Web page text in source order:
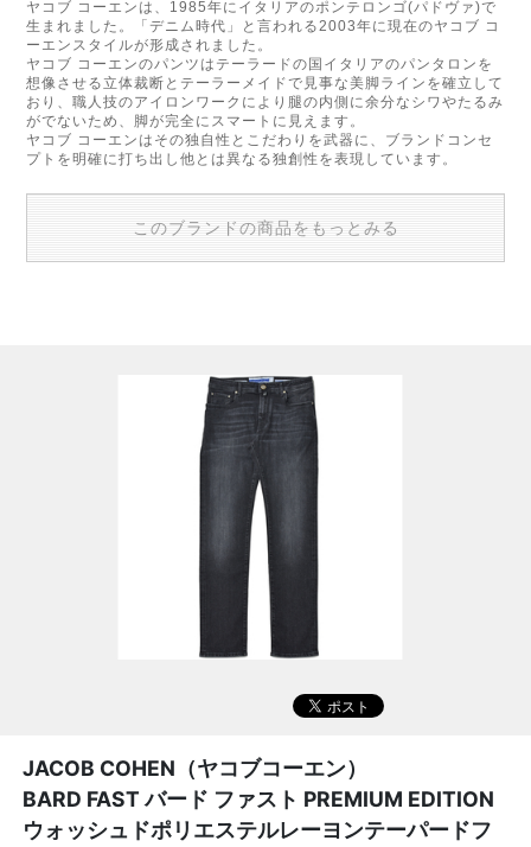
ヤコブ コーエンは、1985年にイタリアのポンテロンゴ(パドヴァ)で
生まれました。「デニム時代」と言われる2003年に現在のヤコブ コ
ーエンスタイルが形成されました。
ヤコブ コーエンのパンツはテーラードの国イタリアのパンタロンを
想像させる立体裁断とテーラーメイドで見事な美脚ラインを確立して
おり、職人技のアイロンワークにより腿の内側に余分なシワやたるみ
がでないため、脚が完全にスマートに見えます。
ヤコブ コーエンはその独自性とこだわりを武器に、ブランドコンセ
プトを明確に打ち出し他とは異なる独創性を表現しています。
このブランドの商品をもっとみる
JACOB COHEN（ヤコブコーエン）
BARD FAST バード ファスト PREMIUM EDITION
ウォッシュドポリエステルレーヨンテーパードフ